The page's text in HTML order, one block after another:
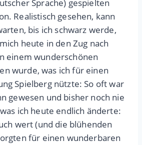
Sprache) gespielten
Realistisch gesehen, kann
bis ich schwarz werde,
heute in den Zug nach
einem wunderschönen
wurde, was ich für einen
Spielberg nützte: So oft war
gewesen und bisher noch nie
ich heute endlich änderte:
wert (und die blühenden
für einen wunderbaren